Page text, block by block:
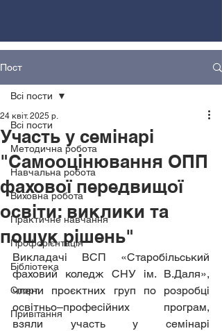
Пост
Всі пости
Методична робота
Навчальна робота
Виховна робота
Практичне навчання
Профорієнтація
Бібліотека
Спорт
Привітання
Всі пости
Участь у семінарі
"Самооцінювання ОПП
фахової передвищої
освіти: виклики та
пошук рішень"
24 квіт. 2025 р.
Викладачі ВСП «Старобільський
фаховий коледж СНУ ім. В.Даля»,
члени проєктних груп по розробці
освітньо–професійних програм,
взяли участь у семінарі